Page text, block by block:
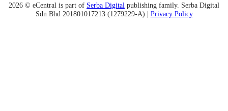
2026 © eCentral is part of Serba Digital publishing family. Serba Digital
Sdn Bhd 201801017213 (1279229-A) | Privacy Policy